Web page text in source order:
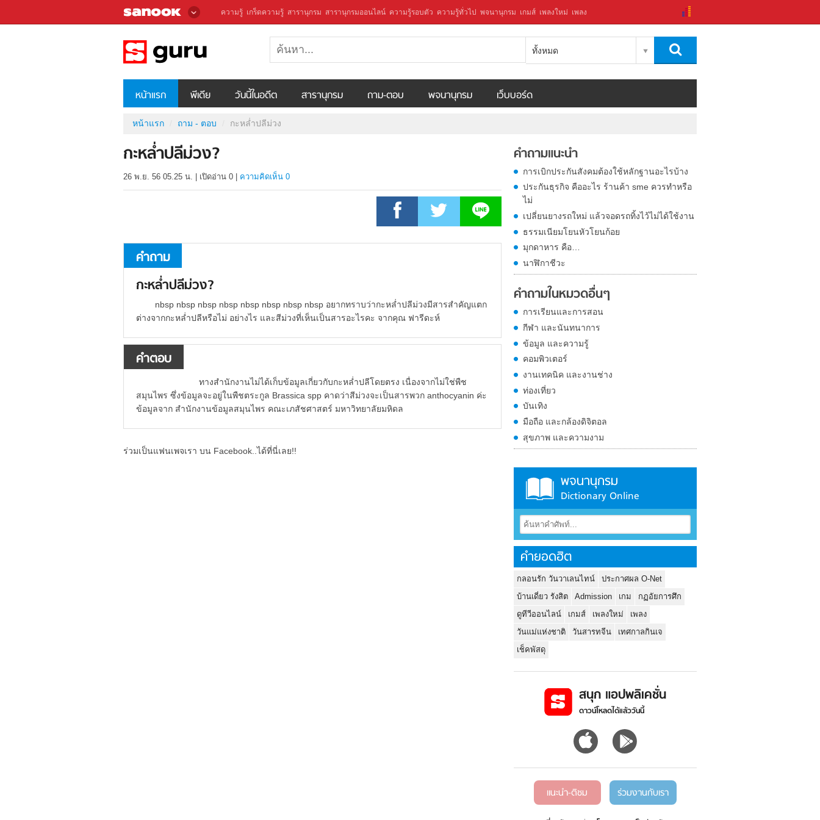
ความรู้ เกร็ดความรู้ สารานุกรม สารานุกรมออนไลน์ ความรู้รอบตัว ความรู้ทั่วไป พจนานุกรม เกมส์ เพลงใหม่ เพลง
ทั้งหมด
หน้าแรก พีเดีย วันนี้ในอดีต สารานุกรม ถาม-ตอบ พจนานุกรม เว็บบอร์ด
หน้าแรก ถาม - ตอบ กะหล่ำปลีม่วง
กะหล่ำปลีม่วง?
26 พ.ย. 56 05.25 น. เปิดอ่าน 0 ความคิดเห็น 0
คำถาม
กะหล่ำปลีม่วง?
nbsp nbsp nbsp nbsp nbsp nbsp nbsp nbsp อยากทราบว่ากะหล่ำปลีม่วงมีสารสำคัญแตก
ต่างจากกะหล่ำปลีหรือไม่ อย่างไร และสีม่วงที่เห็นเป็นสารอะไรคะ จากคุณ ฟารีดะห์
คำตอบ
ทางสำนักงานไม่ได้เก็บข้อมูลเกี่ยวกับกะหล่ำปลีโดยตรง เนื่องจากไม่ใช่พืช
สมุนไพร ซึ่งข้อมูลจะอยู่ในพืชตระกูล Brassica spp คาดว่าสีม่วงจะเป็นสารพวก anthocyanin ค่ะ
ข้อมูลจาก สำนักงานข้อมูลสมุนไพร คณะเภสัชศาสตร์ มหาวิทยาลัยมหิดล
ร่วมเป็นแฟนเพจเรา บน Facebook..ได้ที่นี่เลย!!
คำถามแนะนำ
การเบิกประกันสังคมต้องใช้หลักฐานอะไรบ้าง
ประกันธุรกิจ คืออะไร ร้านค้า sme ควรทำหรือ
ไม่
เปลี่ยนยางรถใหม่ แล้วจอดรถทิ้งไว้ไม่ได้ใช้งาน
ธรรมเนียมโยนหัวโยนก้อย
มุกดาหาร คือ…
นาฬิกาชีวะ
คำถามในหมวดอื่นๆ
การเรียนและการสอน
กีฬา และนันทนาการ
ข้อมูล และความรู้
คอมพิวเตอร์
งานเทคนิค และงานช่าง
ท่องเที่ยว
บันเทิง
มือถือ และกล้องดิจิตอล
สุขภาพ และความงาม
พจนานุกรม
Dictionary Online
คำยอดฮิต
กลอนรัก วันวาเลนไทน์
ประกาศผล O-Net
บ้านเดี่ยว รังสิต
Admission เกม
กฏอัยการศึก
ดูทีวีออนไลน์
เกมส์ เพลงใหม่
เพลง
วันแม่แห่งชาติ
วันสารทจีน
เทศกาลกินเจ
เช็คพัสดุ
สนุก แอปพลิเคชั่น
ดาวน์โหลดได้แล้ววันนี้
แนะนำ-ติชม ร่วมงานกับเรา